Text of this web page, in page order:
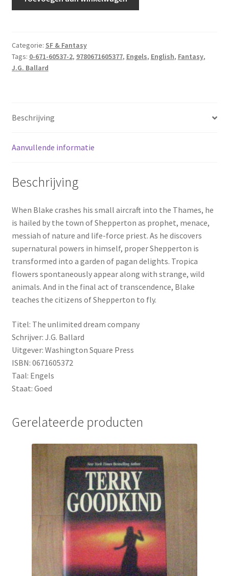
unlimited
dream
company
Categorie: SF & Fantasy
Tags: 0-671-60537-2, 9780671605377, Engels, English, Fantasy,
J.G. Ballard
Beschrijving
Aanvullende informatie
Beschrijving
When Blake crashes his small aircraft into the Thames, he
is hailed by the town of Shepperton as prophet, menace,
messiah of nature and life-force priest. As he discovers
supernatural powers in himself, proper Shepperton is
transformed into a garden of pagan delights. Tropica
flowers spontaneously appear along with strange, wild
animals. And in the final act of transcendence, Blake
teaches the citizens of Shepperton to fly.
Titel: The unlimited dream company
Schrijver: J.G. Ballard
Uitgever: Washington Square Press
ISBN: 0671605372
Taal: Engels
Staat: Goed
Gerelateerde producten